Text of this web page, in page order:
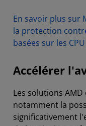
En savoir plus sur
la protection
basées sur les
Accélérer
Les solutions
notamment la
significativement